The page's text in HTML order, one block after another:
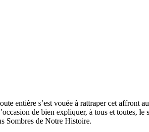
entière s’est vouée à rattraper cet affront au
de bien expliquer, à tous et toutes,
Sombres de Notre Histoire.